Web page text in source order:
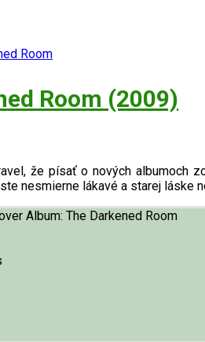
Room
Room (2009)
že písať o nových albumoch
nesmierne lákavé a starej láske
Album: The Darkened Room